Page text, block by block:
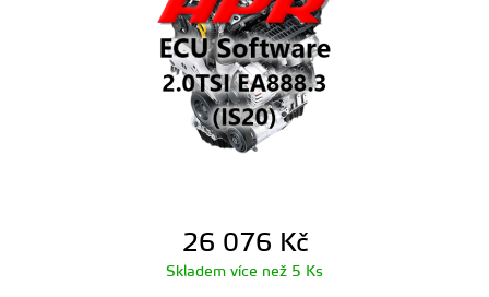
26 076 Kč
Skladem více než 5 Ks